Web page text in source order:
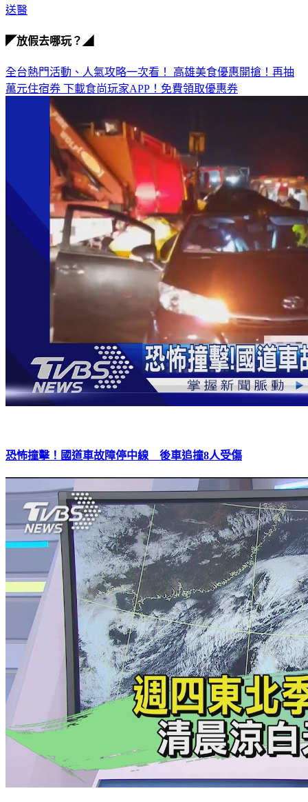
送醫
◤放假去哪玩？◢
全台熱門活動、人氣攻略一次看！ 高雄美食優惠開搶！再抽
萬元住宿券 下載食尚玩家APP！免費領取優惠券
恐怖撞擊！國道車故障停中線 後車追撞8人受傷